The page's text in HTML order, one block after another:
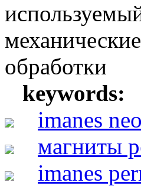
обработки
keywords:
imanes
магниты
imanes